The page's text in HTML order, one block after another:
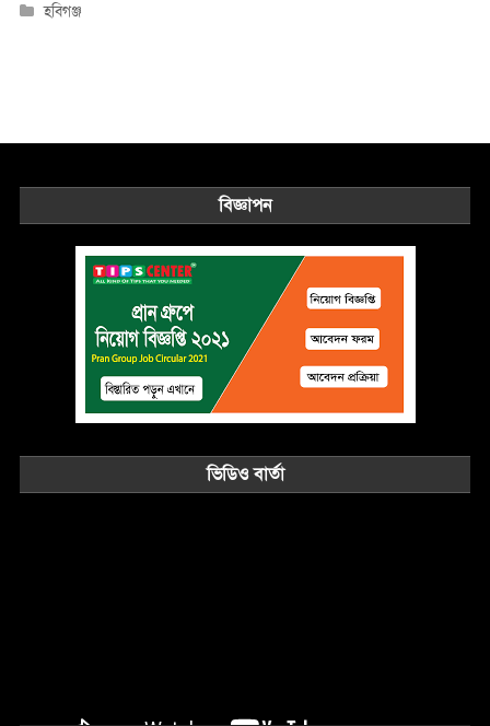
হবিগঞ্জ
বিজ্ঞাপন
ভিডিও বার্তা